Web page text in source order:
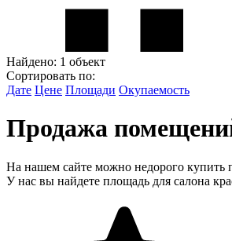
Найдено: 1 объект
Сортировать по:
Дате Цене Площади Окупаемость
Продажа
На нашем сайте можно недорого купить
У нас вы найдете площадь для салона